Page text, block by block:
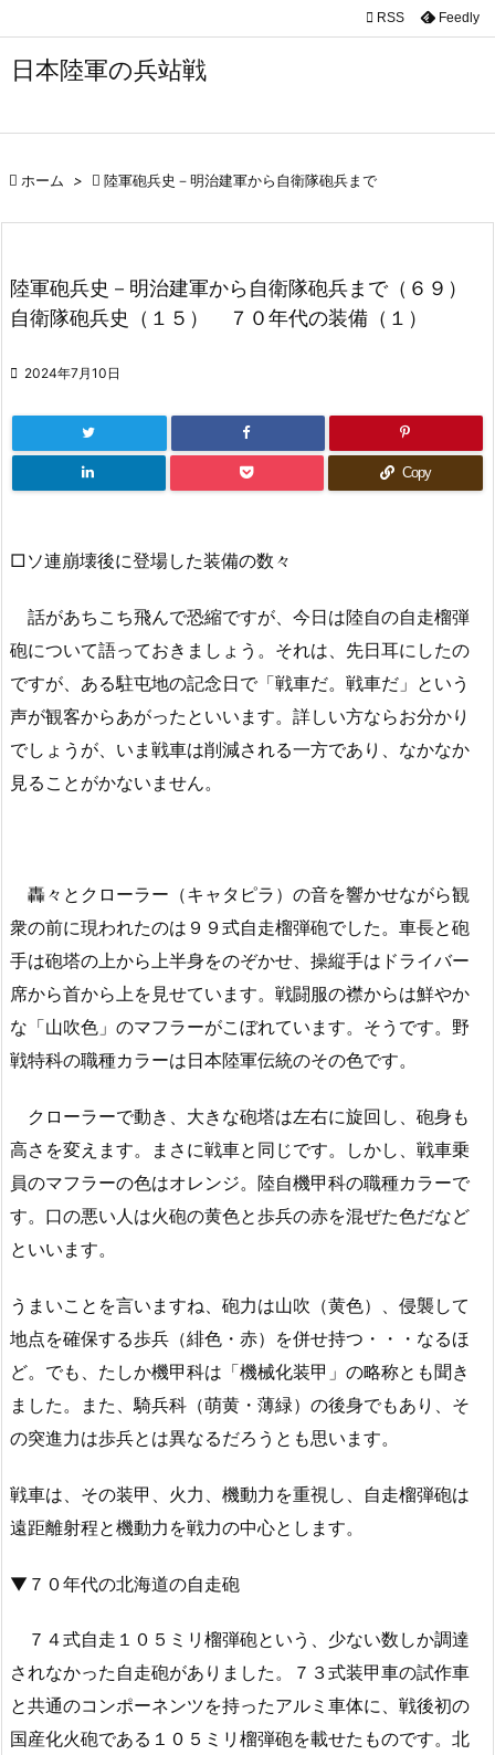
日本陸軍の兵站戦

検索
 RSS Feedly
 ホーム >  陸軍砲兵史－明治建軍から自衛隊砲兵まで
陸軍砲兵史－明治建軍から自衛隊砲兵まで（６９）
自衛隊砲兵史（１５） ７０年代の装備（１）
 2024年7月10日
Copy
□ソ連崩壊後に登場した装備の数々
話があちこち飛んで恐縮ですが、今日は陸自の自走榴弾
砲について語っておきましょう。それは、先日耳にしたの
ですが、ある駐屯地の記念日で「戦車だ。戦車だ」という
声が観客からあがったといいます。詳しい方ならお分かり
でしょうが、いま戦車は削減される一方であり、なかなか
見ることがかないません。
轟々とクローラー（キャタピラ）の音を響かせながら観
衆の前に現われたのは９９式自走榴弾砲でした。車長と砲
手は砲塔の上から上半身をのぞかせ、操縦手はドライバー
席から首から上を見せています。戦闘服の襟からは鮮やか
な「山吹色」のマフラーがこぼれています。そうです。野
戦特科の職種カラーは日本陸軍伝統のその色です。
クローラーで動き、大きな砲塔は左右に旋回し、砲身も
高さを変えます。まさに戦車と同じです。しかし、戦車乗
員のマフラーの色はオレンジ。陸自機甲科の職種カラーで
す。口の悪い人は火砲の黄色と歩兵の赤を混ぜた色だなど
といいます。
うまいことを言いますね、砲力は山吹（黄色）、侵襲して
地点を確保する歩兵（緋色・赤）を併せ持つ・・・なるほ
ど。でも、たしか機甲科は「機械化装甲」の略称とも聞き
ました。また、騎兵科（萌黄・薄緑）の後身でもあり、そ
の突進力は歩兵とは異なるだろうとも思います。
戦車は、その装甲、火力、機動力を重視し、自走榴弾砲は
遠距離射程と機動力を戦力の中心とします。
▼７０年代の北海道の自走砲
７４式自走１０５ミリ榴弾砲という、少ない数しか調達
されなかった自走砲がありました。７３式装甲車の試作車
と共通のコンポーネンツを持ったアルミ車体に、戦後初の
国産化火砲である１０５ミリ榴弾砲を載せたものです。北